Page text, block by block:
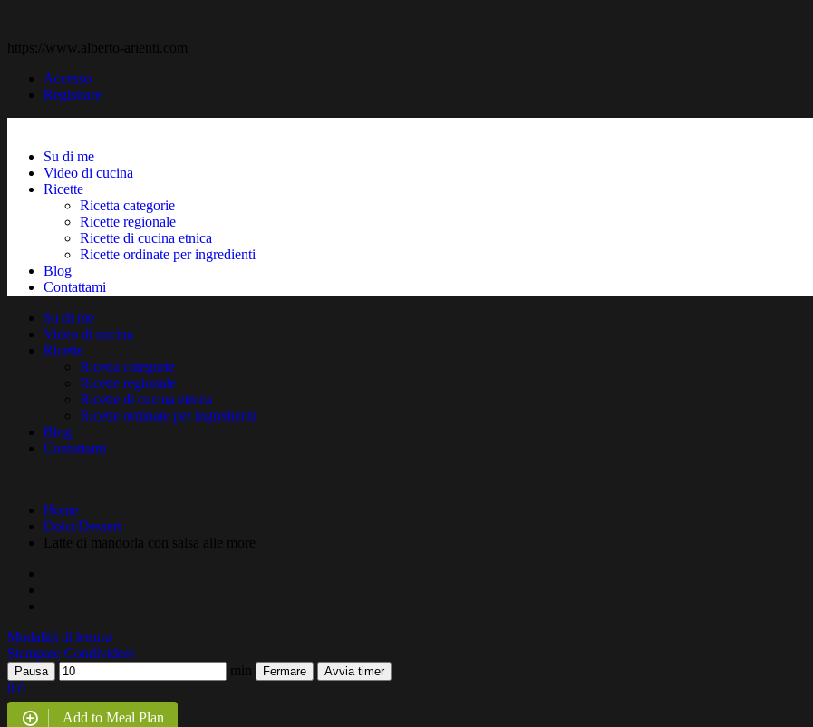
https://www.alberto-arienti.com
Accesso
Registrare
Su di me
Video di cucina
Ricette
Ricetta categorie
Ricette regionale
Ricette di cucina etnica
Ricette ordinate per ingredienti
Blog
Contattami
Su di me
Video di cucina
Ricette
Ricetta categorie
Ricette regionale
Ricette di cucina etnica
Ricette ordinate per ingredienti
Blog
Contattami
Home
Dolci/Dessert
Latte di mandorla con salsa alle more
Modalità di lettura
Stampare Condividere
Pausa min Fermare Avvia timer
0 0
Add to Meal Plan